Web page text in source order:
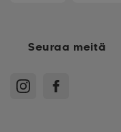
Seuraa meitä